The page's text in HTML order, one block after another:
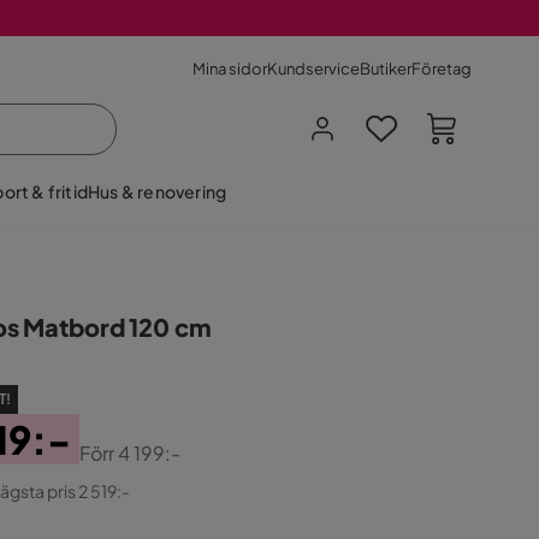
Mina sidorKundserviceButikerFöretag
& fritidHus & renovering
Matbord 120 cm
Förr4 199:-
pris 2 519:-